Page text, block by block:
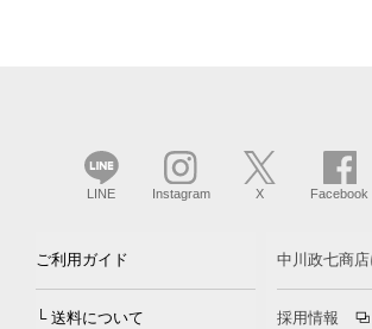
LINE Instagram X Facebook
ご利用ガイド
└ 送料について
中川政七商
採用情報